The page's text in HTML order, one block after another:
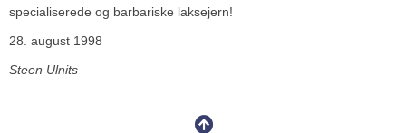
specialiserede og barbariske laksejern!
28. august 1998
Steen Ulnits